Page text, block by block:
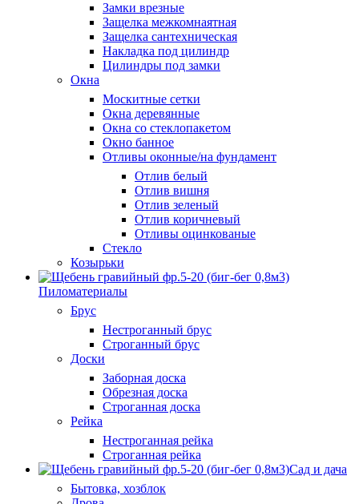
Замки врезные
Защелка межкомнаятная
Защелка сантехническая
Накладка под цилиндр
Цилиндры под замки
Окна
Москитные сетки
Окна деревянные
Окна со стеклопакетом
Окно банное
Отливы оконные/на фундамент
Отлив белый
Отлив вишня
Отлив зеленый
Отлив коричневый
Отливы оцинкованые
Стекло
Козырьки
Пиломатериалы
Брус
Нестроганный брус
Строганный брус
Доски
Заборная доска
Обрезная доска
Строганная доска
Рейка
Нестроганная рейка
Строганная рейка
Сад и дача
Бытовка, хозблок